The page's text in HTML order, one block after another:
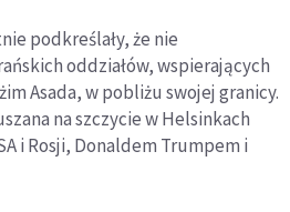
podkreślały, że nie
oddziałów, wspierających
Asada, w pobliżu swojej granicy.
na szczycie w Helsinkach
i Rosji, Donaldem Trumpem i